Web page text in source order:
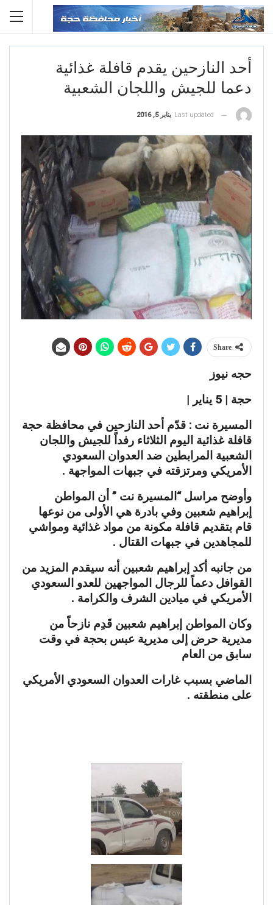
أحد النازحين يقدم قافلة غذائية
دعما للجيش واللجان الشعبية
Last updated يناير 5, 2016
Share
حجه نيوز
حجة | 5 يناير |
المسيرة نت : قدّم أحد النازحين في محافظة حجة
قافلة غذائية اليوم الثلاثاء رفداً للجيش واللجان
الشعبية المرابطين ضد العدوان السعودي
الأمريكي ومرتزقته في جبهات المواجهة .
وأوضح مراسل “المسيرة نت ” أن المواطن
إبراهيم شعبين وفي بادرة هي الأولى من نوعها
قام بتقديم قافلة مكونة من مواد غذائية ومواشي
للمجاهدين في جبهات القتال .
من جانبه أكد إبراهيم شعبين أنه سيقدم المزيد من
القوافل دعماً للرجال المواجهين للعدو السعودي
الأمريكي في ميادين الشرف والكرامة .
وكان المواطن إبراهيم شعبين قَدِم نازحاً من
مديرية حرض إلى مديرية عبس بحجة في وقت
سابق من العام
الماضي بسبب غارات العدوان السعودي الأمريكي
على منطقته .